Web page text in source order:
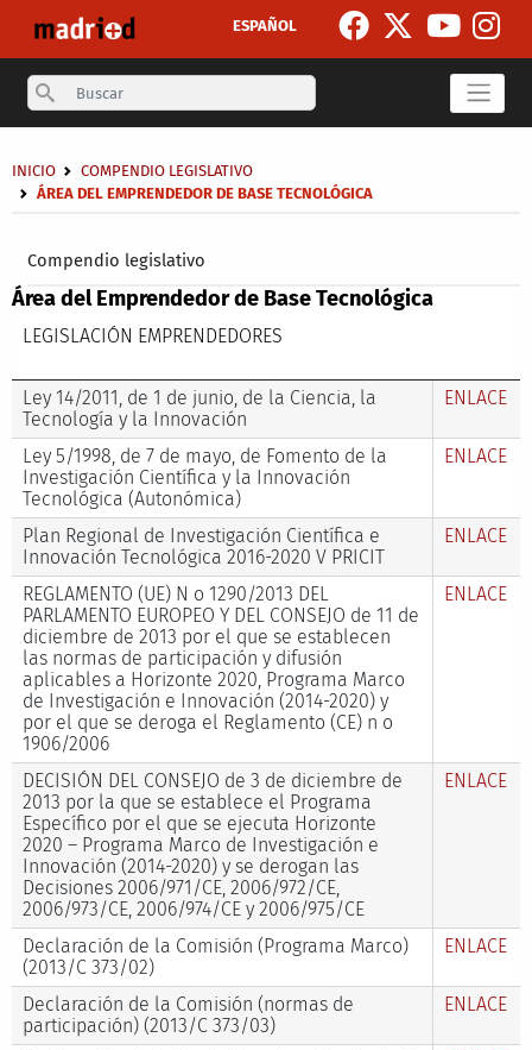
ESPAÑOL
Search
Compendio legislativo
Breadcrumb
INICIO
COMPENDIO LEGISLATIVO
ÁREA DEL EMPRENDEDOR DE BASE TECNOLÓGICA
Área del Emprendedor de Base Tecnológica
LEGISLACIÓN EMPRENDEDORES
Ley 14/2011, de 1 de junio, de la Ciencia, la
Tecnología y la Innovación
ENLACE
Ley 5/1998, de 7 de mayo, de Fomento de la
Investigación Científica y la Innovación
Tecnológica (Autonómica)
ENLACE
Plan Regional de Investigación Científica e
Innovación Tecnológica 2016-2020 V PRICIT
ENLACE
REGLAMENTO (UE) N o 1290/2013 DEL
PARLAMENTO EUROPEO Y DEL CONSEJO de 11 de
diciembre de 2013 por el que se establecen
las normas de participación y difusión
aplicables a Horizonte 2020, Programa Marco
de Investigación e Innovación (2014-2020) y
por el que se deroga el Reglamento (CE) n o
1906/2006
ENLACE
DECISIÓN DEL CONSEJO de 3 de diciembre de
2013 por la que se establece el Programa
Específico por el que se ejecuta Horizonte
2020 – Programa Marco de Investigación e
Innovación (2014-2020) y se derogan las
Decisiones 2006/971/CE, 2006/972/CE,
2006/973/CE, 2006/974/CE y 2006/975/CE
ENLACE
Declaración de la Comisión (Programa Marco)
(2013/C 373/02)
ENLACE
Declaración de la Comisión (normas de
participación) (2013/C 373/03)
ENLACE